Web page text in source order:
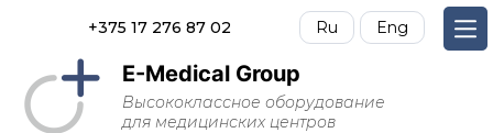
+375 17 276 87 02 Ru Eng
E-Medical Group
Высококлассное оборудование
для медицинских центров